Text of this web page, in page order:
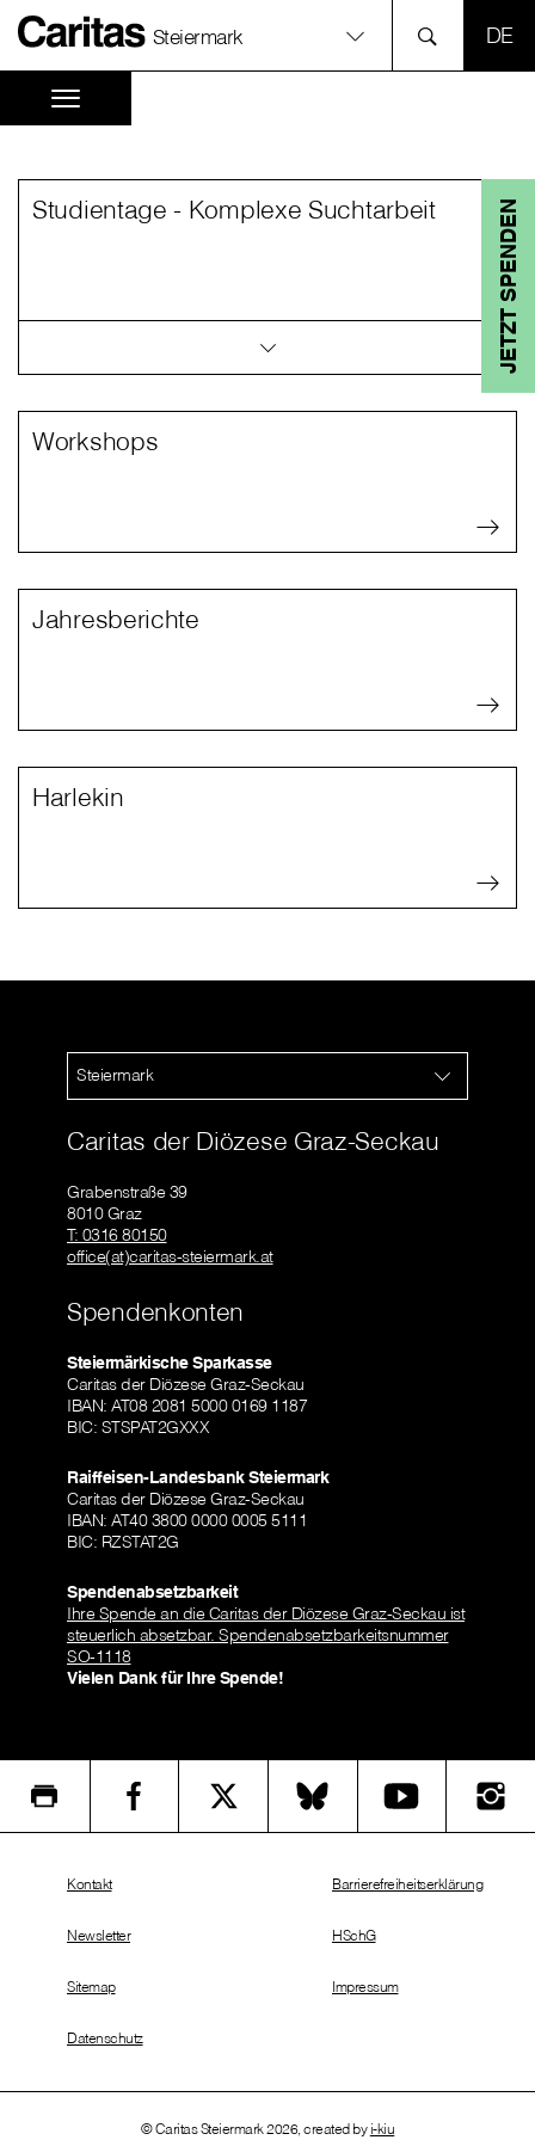
Steiermark
JETZT SPENDEN
Studientage - Komplexe Suchtarbeit
Workshops
Jahresberichte
Harlekin
Steiermark
Caritas der Diözese Graz-Seckau
Grabenstraße 39
8010 Graz
T: 0316 80150
office(at)caritas-steiermark.at
Spendenkonten
Steiermärkische Sparkasse
Caritas der Diözese Graz-Seckau
IBAN: AT08 2081 5000 0169 1187
BIC: STSPAT2GXXX
Raiffeisen-Landesbank Steiermark
Caritas der Diözese Graz-Seckau
IBAN: AT40 3800 0000 0005 5111
BIC: RZSTAT2G
Spendenabsetzbarkeit
Ihre Spende an die Caritas der Diözese Graz-Seckau ist
steuerlich absetzbar. Spendenabsetzbarkeitsnummer
SO-1118
Vielen Dank für Ihre Spende!
© Caritas Steiermark 2026, created by i-kiu
Kontakt
Newsletter
Sitemap
Datenschutz
Barrierefreiheitserklärung
HSchG
Impressum